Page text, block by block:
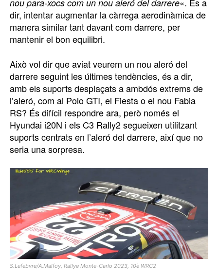
nou para-xocs com un nou aleró del darrere
dir, intentar augmentar la càrrega aerodinàmica de
manera similar tant davant com darrere, per
mantenir el bon equilibri.
Això vol dir que aviat veurem un nou aleró del
darrere seguint les últimes tendències, és a dir,
amb els suports desplaçats a ambdós extrems de
l’aleró, com al Polo GTI, el Fiesta o el nou Fabia
RS? És difícil respondre ara, però només el
Hyundai i20N i els C3 Rally2 segueixen utilitzant
suports centrats en l’aleró del darrere, així que no
seria una sorpresa.
S.Lefebvre/A.Malfoy, Rallye Monte-Carlo 2023, 10è WRC2